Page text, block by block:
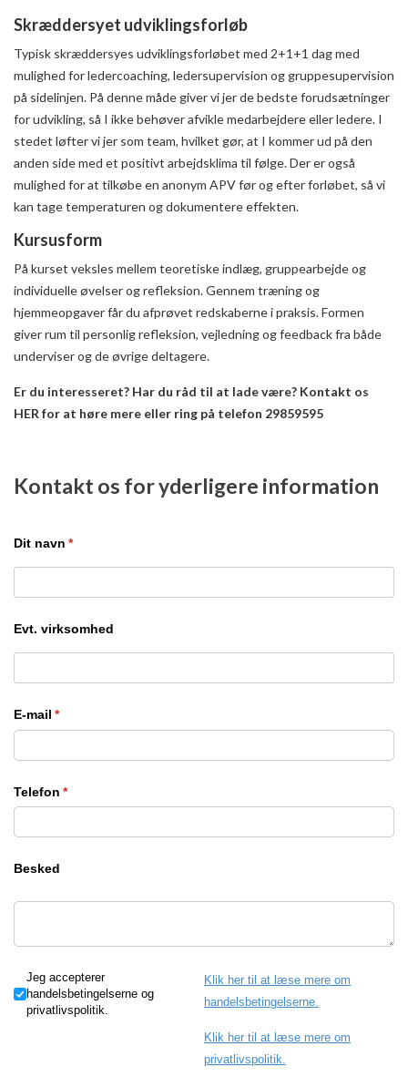
Skræddersyet udviklingsforløb
Typisk skræddersyes udviklingsforløbet med 2+1+1 dag med
mulighed for ledercoaching, ledersupervision og gruppesupervision
på sidelinjen. På denne måde giver vi jer de bedste forudsætninger
for udvikling, så I ikke behøver afvikle medarbejdere eller ledere. I
stedet løfter vi jer som team, hvilket gør, at I kommer ud på den
anden side med et positivt arbejdsklima til følge. Der er også
mulighed for at tilkøbe en anonym APV før og efter forløbet, så vi
kan tage temperaturen og dokumentere effekten.
Kursusform
På kurset veksles mellem teoretiske indlæg, gruppearbejde og
individuelle øvelser og refleksion. Gennem træning og
hjemmeopgaver får du afprøvet redskaberne i praksis. Formen
giver rum til personlig refleksion, vejledning og feedback fra både
underviser og de øvrige deltagere.
Er du interesseret? Har du råd til at lade være? Kontakt os
HER for at høre mere eller ring på telefon 29859595
Kontakt os for yderligere information
Dit navn *
(påkrævet)
Evt. virksomhed
E-mail *
(påkrævet)
Telefon *
(påkrævet)
Besked
Jeg accepterer handelsbetingelserne og privatlivspolitik.
Jeg accepterer
handelsbetingelserne og
privatlivspolitik.
Klik her til at læse mere om
handelsbetingelserne.
Klik her til at læse mere om
privatlivspolitik.